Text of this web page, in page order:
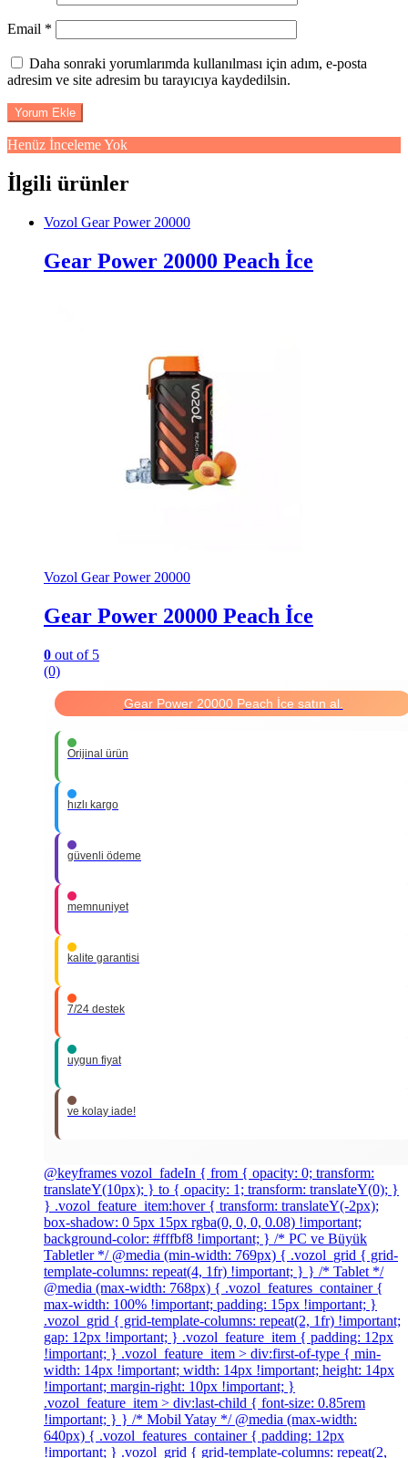
Email *
Daha sonraki yorumlarımda kullanılması için adım, e-posta
adresim ve site adresim bu tarayıcıya kaydedilsin.
Henüz İnceleme Yok
İlgili ürünler
Vozol Gear Power 20000
Gear Power 20000 Peach İce
Vozol Gear Power 20000
Gear Power 20000 Peach İce
0 out of 5
(0)
Gear Power 20000 Peach İce satın al.
Orijinal ürün
hızlı kargo
güvenli ödeme
memnuniyet
kalite garantisi
7/24 destek
uygun fiyat
ve kolay iade!
@keyframes vozol_fadeIn { from { opacity: 0; transform:
translateY(10px); } to { opacity: 1; transform: translateY(0); }
} .vozol_feature_item:hover { transform: translateY(-2px);
box-shadow: 0 5px 15px rgba(0, 0, 0, 0.08) !important;
background-color: #fffbf8 !important; } /* PC ve Büyük
Tabletler */ @media (min-width: 769px) { .vozol_grid { grid-
template-columns: repeat(4, 1fr) !important; } } /* Tablet */
@media (max-width: 768px) { .vozol_features_container {
max-width: 100% !important; padding: 15px !important; }
.vozol_grid { grid-template-columns: repeat(2, 1fr) !important;
gap: 12px !important; } .vozol_feature_item { padding: 12px
!important; } .vozol_feature_item > div:first-of-type { min-
width: 14px !important; width: 14px !important; height: 14px
!important; margin-right: 10px !important; }
.vozol_feature_item > div:last-child { font-size: 0.85rem
!important; } } /* Mobil Yatay */ @media (max-width:
640px) { .vozol_features_container { padding: 12px
!important; } .vozol_grid { grid-template-columns: repeat(2,